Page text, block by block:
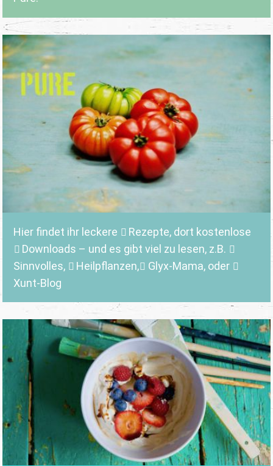
Hier findet ihr leckere Rezepte, dort kostenlose
Downloads – und es gibt viel zu lesen, z.B.
Sinnvolles, Heilpflanzen, Glyx-Mama,oder
Xunt-Blog